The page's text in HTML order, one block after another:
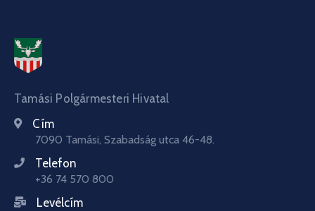
Tamási Polgármesteri Hivatal
Cím
7090 Tamási, Szabadság utca 46-48.
Telefon
+36 74 570 800
Levélcím